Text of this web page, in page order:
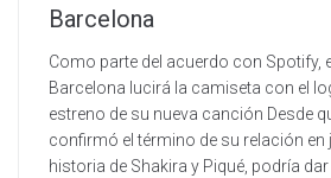
Barcelona
Como parte del acuerdo con Spotify,
Barcelona lucirá la camiseta con el
estreno de su nueva canción Desde
confirmó el término de su relación en
historia de Shakira y Piqué, podría